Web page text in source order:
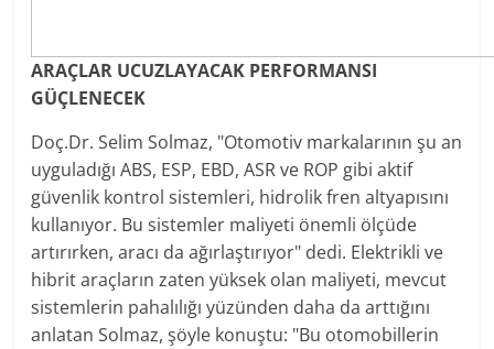
ARAÇLAR UCUZLAYACAK PERFORMANSI
GÜÇLENECEK
Doç.Dr. Selim Solmaz, "Otomotiv markalarının şu an
uyguladığı ABS, ESP, EBD, ASR ve ROP gibi aktif
güvenlik kontrol sistemleri, hidrolik fren altyapısını
kullanıyor. Bu sistemler maliyeti önemli ölçüde
artırırken, aracı da ağırlaştırıyor" dedi. Elektrikli ve
hibrit araçların zaten yüksek olan maliyeti, mevcut
sistemlerin pahalılığı yüzünden daha da arttığını
anlatan Solmaz, şöyle konuştu: "Bu otomobillerin